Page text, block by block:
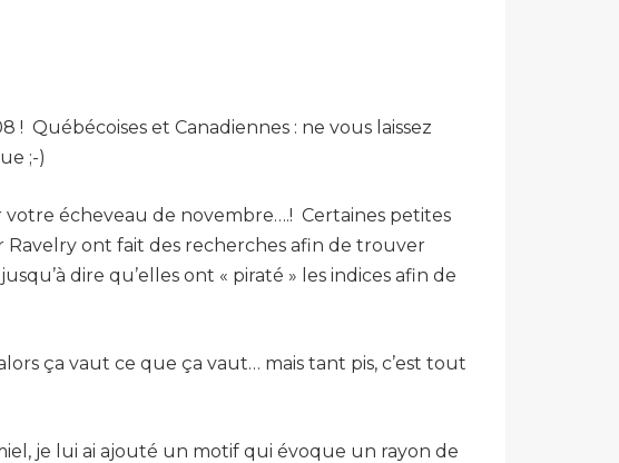
Québécoises et Canadiennes : ne vous laissez
;-)
écheveau de novembre….! Certaines petites
Ravelry ont fait des recherches afin de trouver
dire qu’elles ont « piraté » les indices afin de
ça vaut ce que ça vaut… mais tant pis, c’est tout
je lui ai ajouté un motif qui évoque un rayon de